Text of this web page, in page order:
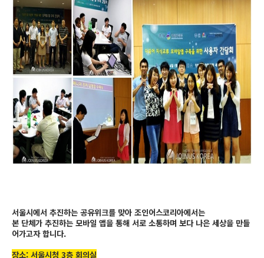
서울시에서 추진하는 공유위크를 맞아 조인어스코리아에서는
본 단체가 추진하는 모바일 앱을 통해 서로 소통하며 보다 나은 세상을 만들
어가고자 합니다.
장소: 서울시청 3층 회의실